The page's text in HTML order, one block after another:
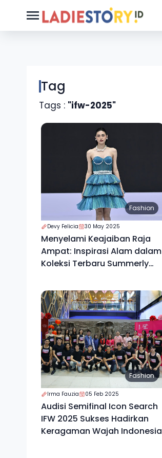
Tag
Tags : "ifw-2025"
Fashion
Devy Felicia 30 May 2025
Menyelami Keajaiban Raja
Ampat: Inspirasi Alam dalam
Koleksi Terbaru Summerly
Fashion
Irma Fauzia 05 Feb 2025
Audisi Semifinal Icon Search
IFW 2025 Sukses Hadirkan
Keragaman Wajah Indonesia